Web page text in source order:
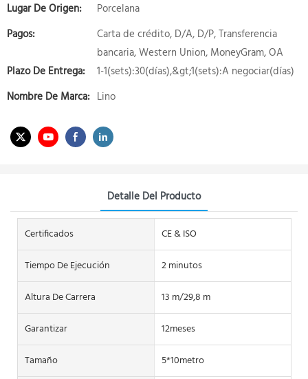
Lugar De Origen:
Porcelana
Pagos:
Carta de crédito, D/A, D/P, Transferencia
bancaria, Western Union, MoneyGram, OA
Plazo De Entrega:
1-1(sets):30(días),&gt;1(sets):A negociar(días)
Nombre De Marca: Lino
Detalle Del Producto
Certificados
CE & ISO
Tiempo De Ejecución
2 minutos
Altura De Carrera
13 m/29,8 m
Garantizar
12meses
Tamaño
5*10metro